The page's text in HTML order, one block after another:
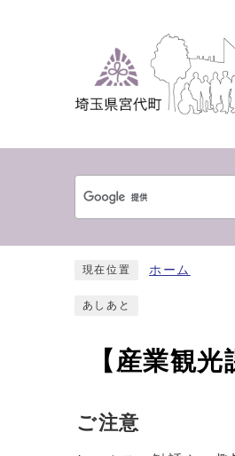
現在位置 ホーム
あしあと
【産業観
ご注意